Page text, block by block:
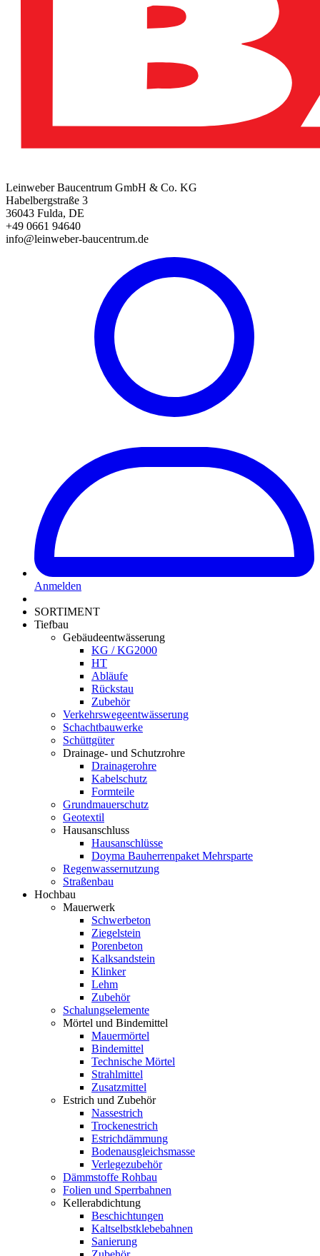
Leinweber Baucentrum GmbH & Co. KG
Habelbergstraße 3
36043 Fulda, DE
+49 0661 94640
info@leinweber-baucentrum.de
Anmelden
SORTIMENT
Tiefbau
Gebäudeentwässerung
KG / KG2000
HT
Abläufe
Rückstau
Zubehör
Verkehrswegeentwässerung
Schachtbauwerke
Schüttgüter
Drainage- und Schutzrohre
Drainagerohre
Kabelschutz
Formteile
Grundmauerschutz
Geotextil
Hausanschluss
Hausanschlüsse
Doyma Bauherrenpaket Mehrsparte
Regenwassernutzung
Straßenbau
Hochbau
Mauerwerk
Schwerbeton
Ziegelstein
Porenbeton
Kalksandstein
Klinker
Lehm
Zubehör
Schalungselemente
Mörtel und Bindemittel
Mauermörtel
Bindemittel
Technische Mörtel
Strahlmittel
Zusatzmittel
Estrich und Zubehör
Nassestrich
Trockenestrich
Estrichdämmung
Bodenausgleichsmasse
Verlegezubehör
Dämmstoffe Rohbau
Folien und Sperrbahnen
Kellerabdichtung
Beschichtungen
Kaltselbstklebebahnen
Sanierung